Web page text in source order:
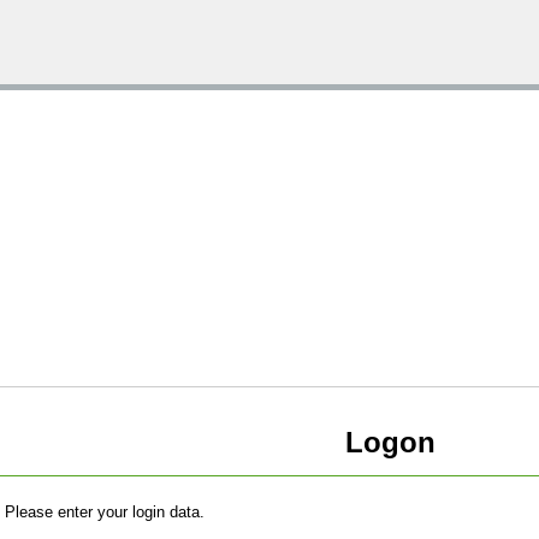
Logon
Please enter your login data.